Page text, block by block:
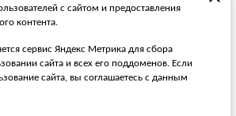
с сайтом и предоставления
контента.
сервис Яндекс Метрика для сбора
сайта и всех его поддоменов. Если
сайта, вы соглашаетесь с данным